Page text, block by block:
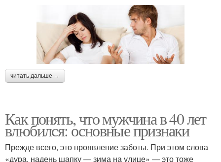
читать дальше →
Как понять, что мужчина в 40 лет
влюбился: основные признаки
Прежде всего, это проявление заботы. При этом слова
«дура, надень шапку — зима на улице» — это тоже